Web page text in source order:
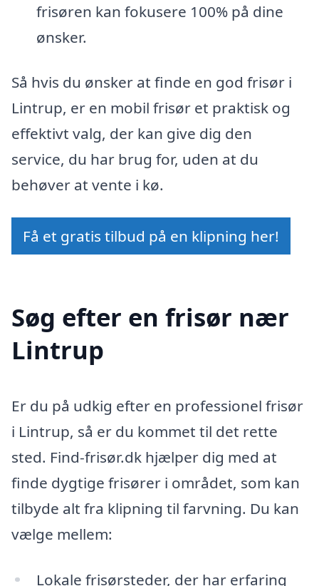
frisøren kan fokusere 100% på dine
ønsker.
Så hvis du ønsker at finde en god frisør i
Lintrup, er en mobil frisør et praktisk og
effektivt valg, der kan give dig den
service, du har brug for, uden at du
behøver at vente i kø.
Få et gratis tilbud på en klipning her!
Søg efter en frisør nær
Lintrup
Er du på udkig efter en professionel frisør
i Lintrup, så er du kommet til det rette
sted. Find-frisør.dk hjælper dig med at
finde dygtige frisører i området, som kan
tilbyde alt fra klipning til farvning. Du kan
vælge mellem:
Lokale frisørsteder, der har erfaring